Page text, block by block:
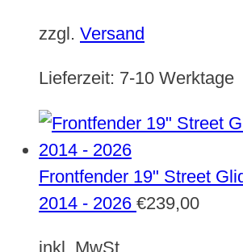
zzgl. Versand
Lieferzeit: 7-10 Werktage
Frontfender 19" Street
2014 - 2026 €239,00
inkl. MwSt.